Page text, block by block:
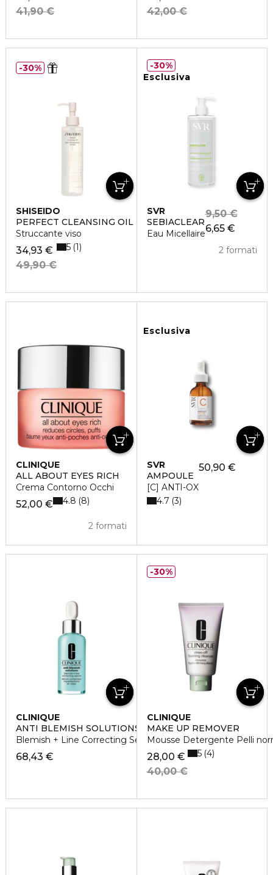
41,90 €
42,00 €
SHISEIDO
PERFECT CLEANSING OIL
Struccante viso
34,93 €
49,90 €
5 1
30%
Esclusiva
SVR
SEBIACLEAR
Eau Micellaire6,65 €
9,50 €
2 formati
30%
CLINIQUE
ALL ABOUT EYES RICH
Crema Contorno Occhi
52,00 €
2 formati
4.8 8
Esclusiva
SVR
AMPOULE
[C] ANTI-OX
50,90 €
4.7 3
CLINIQUE
ANTI BLEMISH SOLUTIONS
Blemish + Line Correcting Serum Siero
68,43 €
CLINIQUE
MAKE UP REMOVER
Mousse Detergente Pelli
28,00 €
40,00 €
5 4
30%